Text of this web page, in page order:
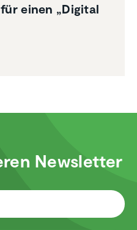
einen „Digital
Newsletter